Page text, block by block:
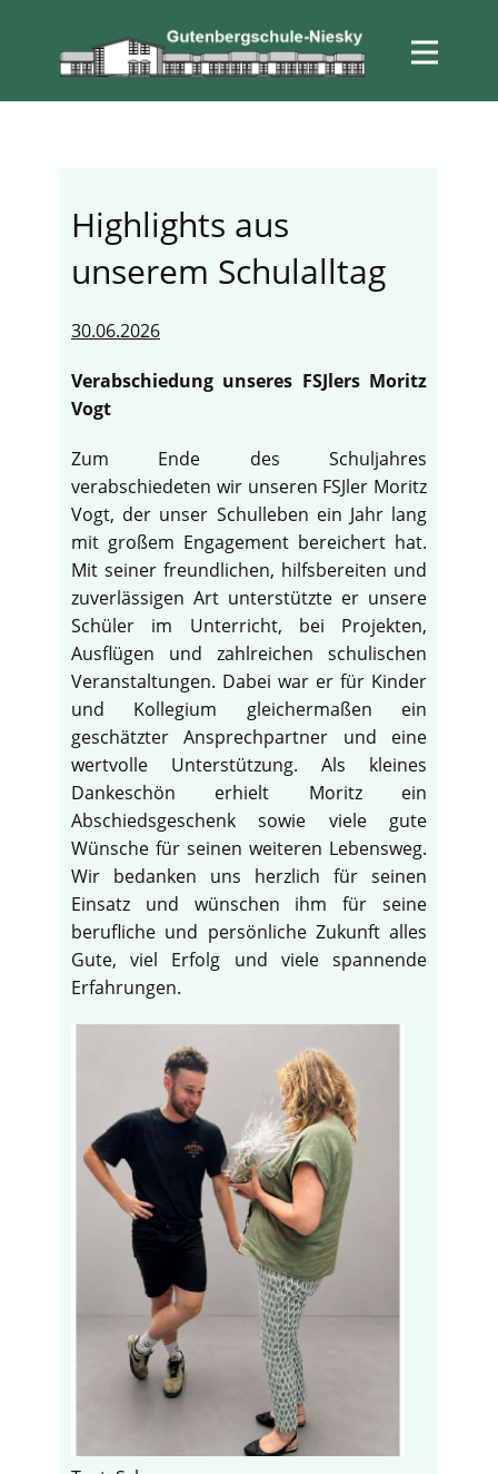
Highlights aus
unserem Schulalltag
30.06.2026
Verabschiedung unseres FSJlers Moritz
Vogt
Zum Ende des Schuljahres
verabschiedeten wir unseren FSJler Moritz
Vogt, der unser Schulleben ein Jahr lang
mit großem Engagement bereichert hat.
Mit seiner freundlichen, hilfsbereiten und
zuverlässigen Art unterstützte er unsere
Schüler im Unterricht, bei Projekten,
Ausflügen und zahlreichen schulischen
Veranstaltungen. Dabei war er für Kinder
und Kollegium gleichermaßen ein
geschätzter Ansprechpartner und eine
wertvolle Unterstützung. Als kleines
Dankeschön erhielt Moritz ein
Abschiedsgeschenk sowie viele gute
Wünsche für seinen weiteren Lebensweg.
Wir bedanken uns herzlich für seinen
Einsatz und wünschen ihm für seine
berufliche und persönliche Zukunft alles
Gute, viel Erfolg und viele spannende
Erfahrungen.